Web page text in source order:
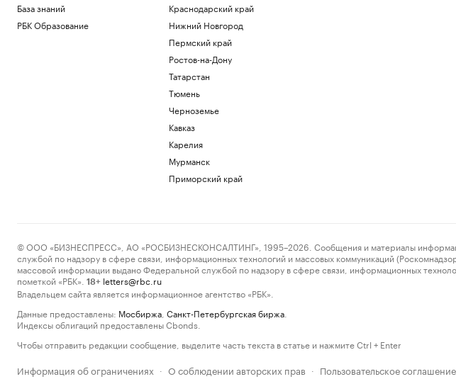
База знаний
РБК Образование
Краснодарский край
Нижний Новгород
Пермский край
Ростов-на-Дону
Татарстан
Тюмень
Черноземье
Кавказ
Карелия
Мурманск
Приморский край
© ООО «БИЗНЕСПРЕСС», АО «РОСБИЗНЕСКОНСАЛТИНГ», 1995–2026. Сообщения и материалы
службой по надзору в сфере связи, информационных технологий и массовых коммуникаций
массовой информации выдано Федеральной службой по надзору в сфере связи, информационных
пометкой «РБК».
18+ letters@rbc.ru
Владельцем сайта является информационное агентство «РБК».
Данные предоставлены: Мосбиржа Санкт-Петербургская биржа
Индексы облигаций предоставлены Cbonds.
Чтобы отправить редакции сообщение, выделите часть текста в статье и нажмите Ctrl + Enter
Информация об ограничениях · О соблюдении авторских прав · Пользовательское соглашение